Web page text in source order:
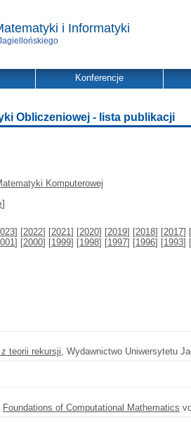
i Informatyki
Konferencje
Obliczeniowej - lista publikacji
Komputerowej
]
] [2022] [2021] [2020] [2019] [2018] [2017] [
] [2000] [1999] [1998] [1997] [1996] [1993] [
teorii rekursji, Wydawnictwo Uniwersytetu
Foundations of Computational Mathematics